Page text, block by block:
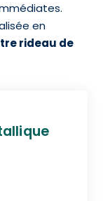
en
rideau de